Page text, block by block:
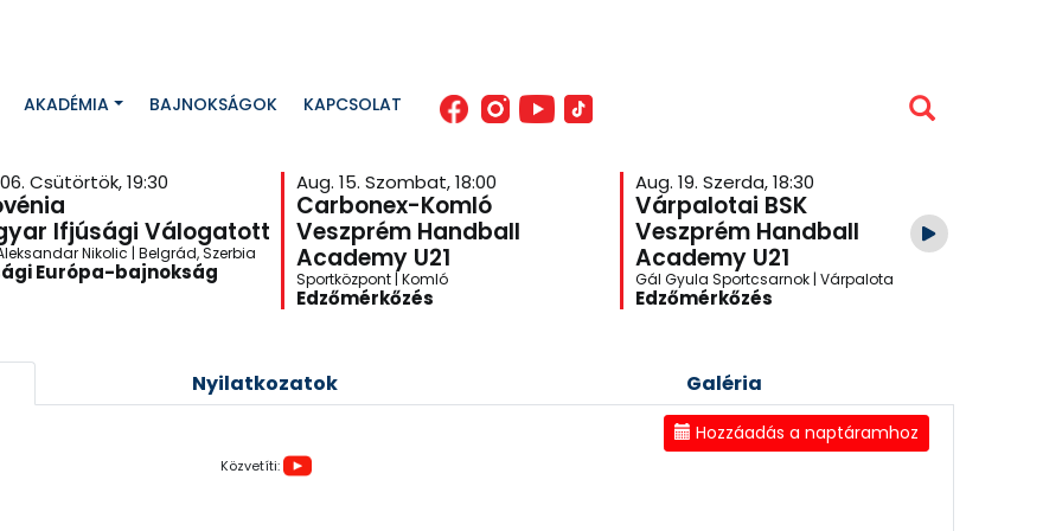
AKADÉMIA BAJNOKSÁGOK KAPCSOLAT
Csütörtök, 19:30
Ifjúsági Válogatott
Nikolic | Belgrád, Szerbia
Európa-bajnokság
Aug. 15. Szombat, 18:00
Carbonex-Komló
Veszprém Handball
Academy U21
Sportközpont | Komló
Edzőmérkőzés
Aug. 19. Szerda, 18:30
Várpalotai BSK
Veszprém Handball
Academy U21
Gál Gyula Sportcsarnok | Várpalota
Edzőmérkőzés
Nyilatkozatok Galéria
Hozzáadás a naptáramhoz
Közvetíti: